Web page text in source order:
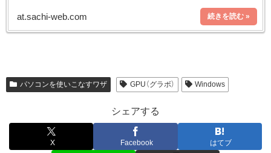
at.sachi-web.com
パソコンを使いこなすワザ GPU（グラボ） Windows
シェアする
X Facebook はてブ